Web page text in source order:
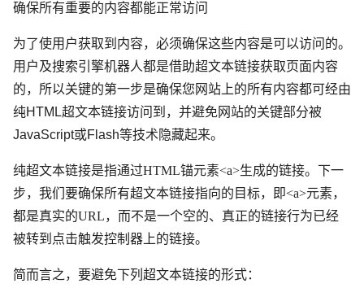
确保所有重要的内容都能正常访问
为了使用户获取到内容，必须确保这些内容是可以访问的。
用户及搜索引擎机器人都是借助超文本链接获取页面内容
的，所以关键的第一步是确保您网站上的所有内容都可经由
纯HTML超文本链接访问到，并避免网站的关键部分被
JavaScript或Flash等技术隐藏起来。
纯超文本链接是指通过HTML锚元素<a>生成的链接。下一
步，我们要确保所有超文本链接指向的目标，即<a>元素，
都是真实的URL，而不是一个空的、真正的链接行为已经
被转到点击触发控制器上的链接。
简而言之，要避免下列超文本链接的形式：